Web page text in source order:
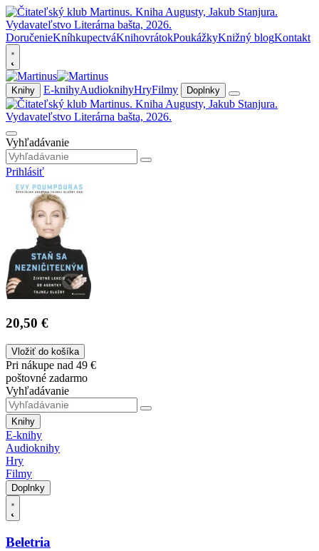
DoručenieKníhkupectváKnihovrátokPoukážkyKnižný blogKontakt
Knihy E-knihyAudioknihyHryFilmy Doplnky
Vyhľadávanie
Prihlásiť
20,50 €
Vložiť do košíka
Pri nákupe nad 49 €
poštovné zadarmo
Vyhľadávanie
Knihy
E-knihy
Audioknihy
Hry
Filmy
Doplnky
Beletria